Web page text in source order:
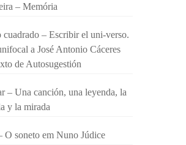
– Memória
– Escribir el uni-verso.
a José Antonio Cáceres
de Autosugestión
– Una canción, una leyenda, la
y la mirada
O soneto em Nuno Júdice